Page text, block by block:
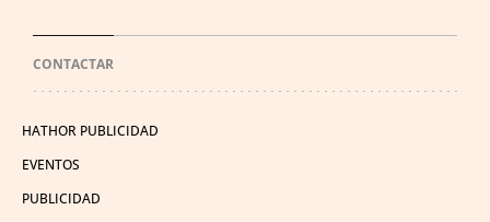
CONTACTAR
HATHOR PUBLICIDAD
EVENTOS
PUBLICIDAD